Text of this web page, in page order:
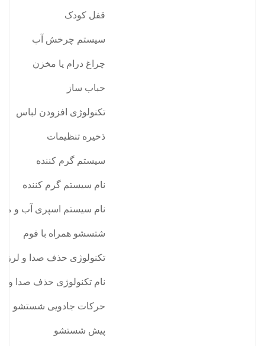
قفل کودک
سیستم چرخش آب
چراغ درام یا مخزن
حباب ساز
تکنولوژی افزودن لباس
ذخیره تنظیمات
سیستم گرم کننده
نام سیستم گرم کننده
نام سیستم اسپری آب و
شتسشو همراه با فوم
تکنولوژی حذف صدا و
نام تکنولوژی حذف صدا و
حرکات جادویی شستشو
پیش شستشو